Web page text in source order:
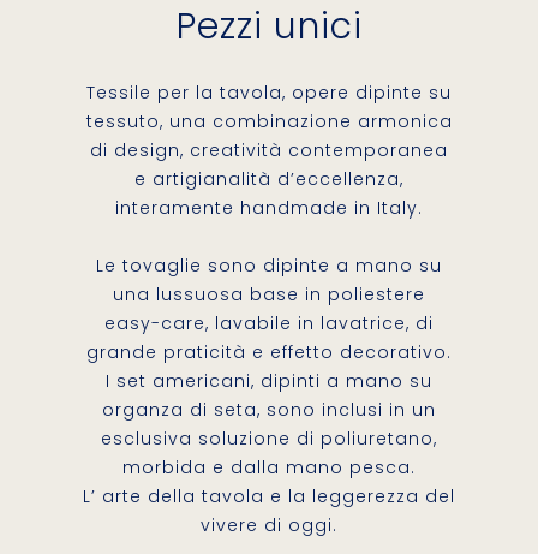
Pezzi unici
Tessile per la tavola, opere dipinte su
tessuto, una combinazione armonica
di design, creatività contemporanea
e artigianalità d’eccellenza,
interamente handmade in Italy.
Le tovaglie sono dipinte a mano su
una lussuosa base in poliestere
easy-care, lavabile in lavatrice, di
grande praticità e effetto decorativo.
I set americani, dipinti a mano su
organza di seta, sono inclusi in un
esclusiva soluzione di poliuretano,
morbida e dalla mano pesca.
L’ arte della tavola e la leggerezza del
vivere di oggi.